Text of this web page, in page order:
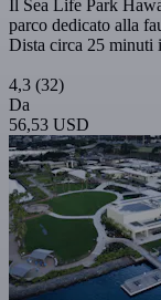
Il Sea Life Park
parco dedicato alla
Dista circa 25 minuti
4,3 (32)
Da
56,53 USD